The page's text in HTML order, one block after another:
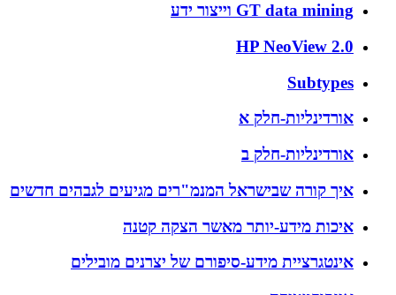
GT data mining וייצור ידע
HP NeoView 2.0
Subtypes
אורדינליות-חלק א
אורדינליות-חלק ב
איך קורה שבישראל המנמ"רים מגיעים לגבהים חדשים
איכות מידע-יותר מאשר הצקה קטנה
אינטגרציית מידע-סיפורם של יצרנים מובילים